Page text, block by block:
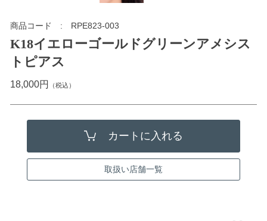
商品コード RPE823-003
K18イエローゴールドグリーンアメシス
トピアス
18,000円 （税込）
取扱い店舗一覧